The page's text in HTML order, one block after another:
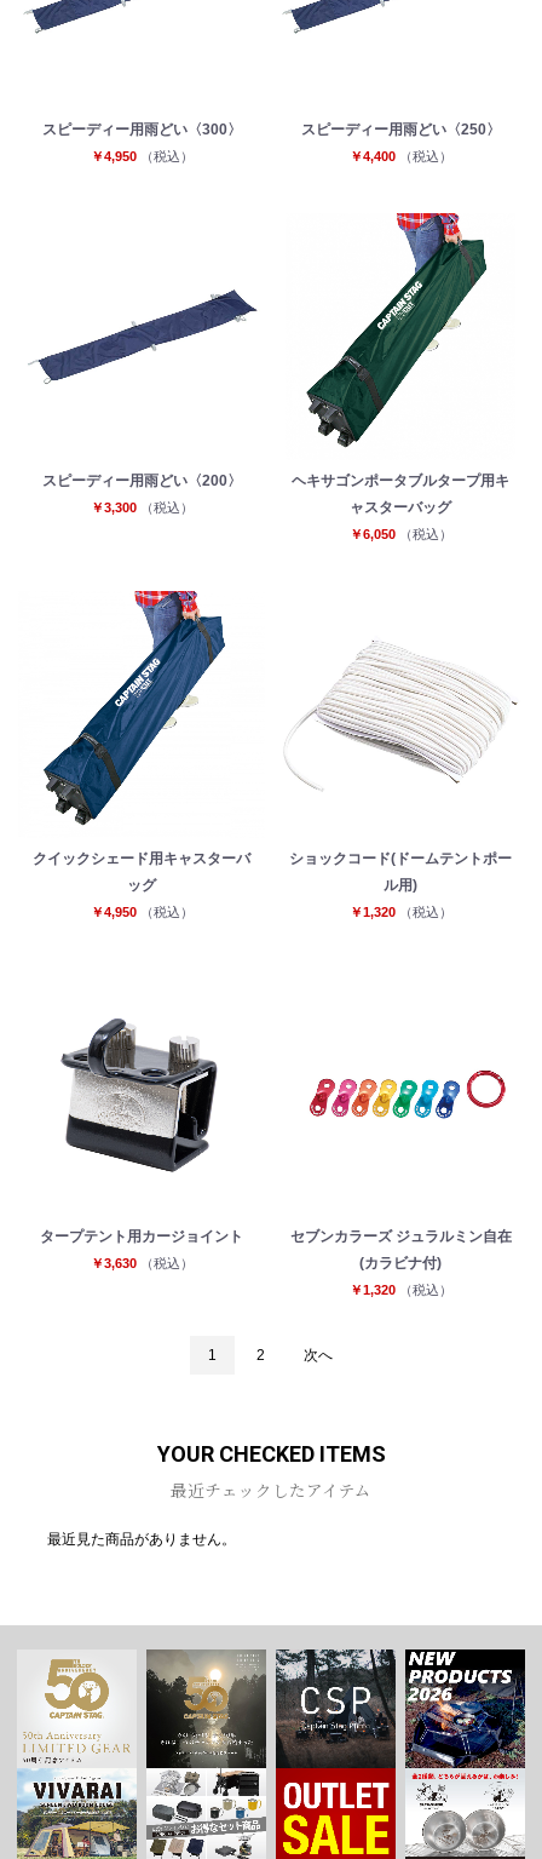
スピーディー用雨どい〈300〉
￥4,950 （税込）
スピーディー用雨どい〈250〉
￥4,400 （税込）
スピーディー用雨どい〈200〉
￥3,300 （税込）
ヘキサゴンポータブルタープ用キ
ャスターバッグ
￥6,050 （税込）
クイックシェード用キャスターバ
ッグ
￥4,950 （税込）
ショックコード(ドームテントポー
ル用)
￥1,320 （税込）
タープテント用カージョイント
￥3,630 （税込）
セブンカラーズ ジュラルミン自在
(カラビナ付)
￥1,320 （税込）
1 2 次へ
YOUR CHECKED ITEMS
最近チェックしたアイテム
最近見た商品がありません。